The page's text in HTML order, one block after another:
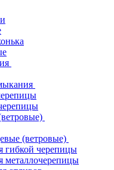
(ветровые)
гибкой черепицы
металлочерепицы